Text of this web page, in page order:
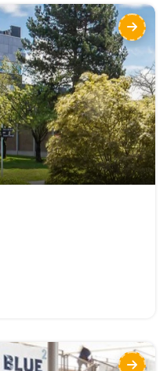
Langara College
Описание
Курсы
Языки
лучших колледжей в
Колумбии с отличной
двухлетние
образования.
of Technology and